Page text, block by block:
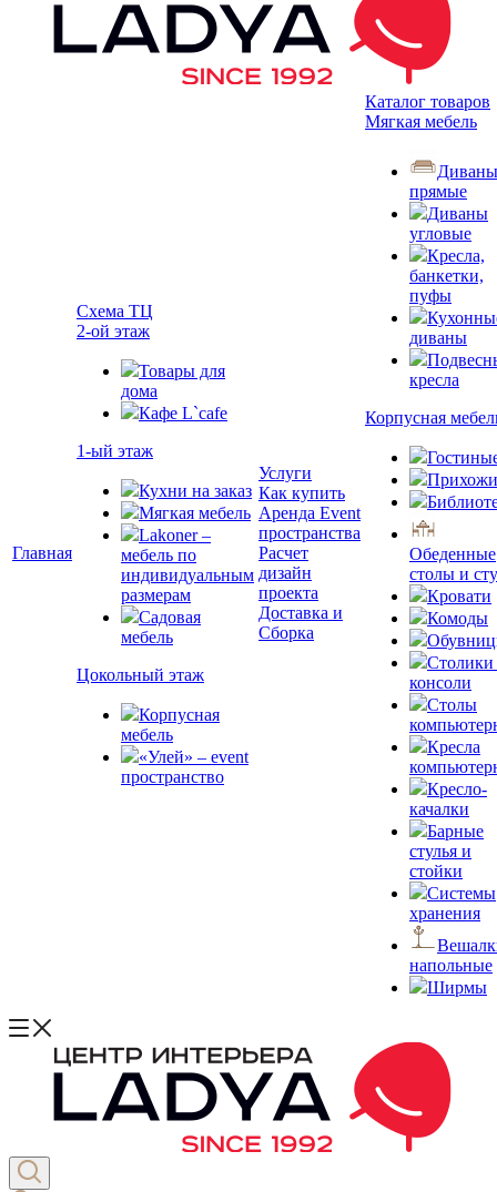
Главная
Схема ТЦ
2-ой этаж
Товары для
дома
Кафе L`cafe
1-ый этаж
Кухни на заказ
Мягкая мебель
Lakoner –
мебель по
индивидуальным
размерам
Садовая
мебель
Цокольный этаж
Корпусная
мебель
«Улей» – event
пространство
Услуги
Как купить
Аренда Event
пространства
Расчет
дизайн
проекта
Доставка и
Сборка
Каталог товаров
Мягкая мебель
Диваны
прямые
Диваны
угловые
Кресла,
банкетки,
пуфы
диваны
кресла
Корпусная
Обеденные
столы и
Кровати
Комоды
Столики
консоли
Столы
Кресла
Кресло-
качалки
Барные
стулья и
стойки
Системы
хранения
напольные
Ширмы